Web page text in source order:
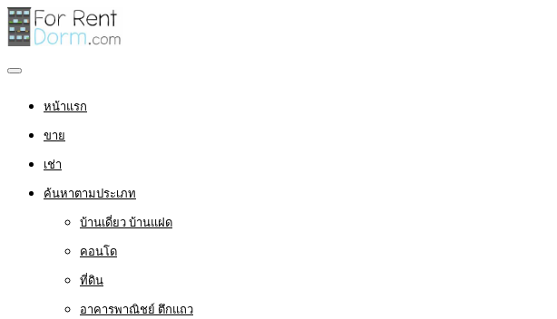
หน้าแรก
ขาย
เช่า
ค้นหาตามประเภท
บ้านเดี่ยว บ้านแฝด
คอนโด
ที่ดิน
อาคารพาณิชย์ ตึกแถว